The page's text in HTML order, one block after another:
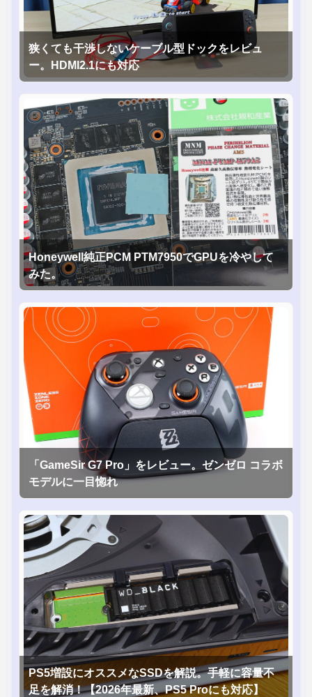
狭くても干渉しないケーブル型ドックをレビュ
ー。HDMI2.1にも対応
Honeywell純正PCM PTM7950でGPUを冷やして
みた。
「GameSir G7 Pro」をレビュー。ゼンゼロ コラボ
モデルに一目惚れ
PS5増設にオススメなSSDを解説。手軽に容量不
足を解消！【2026年最新、PS5 Proにも対応】